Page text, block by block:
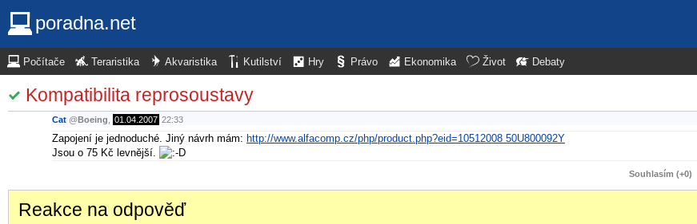
poradna.net
Počítače Teraristika Akvaristika Kutilství Hry Právo Ekonomika Život Debaty
Kompatibilita reprosoustavy
Cat @Boeing 01.04.2007 22:33
Zapojení je jednoduché. Jiný návrh mám: http://www.alfacomp.cz/php/product.php?eid=10512008 50U800092Y
Jsou o 75 Kč levnější.
Souhlasím (+0)
Reakce na odpověď